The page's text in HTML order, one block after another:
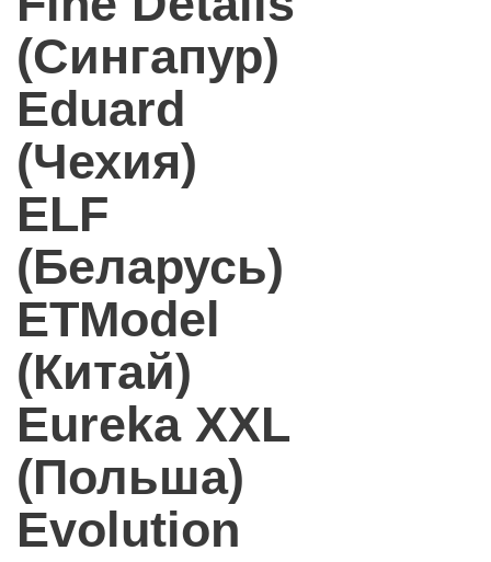
(Сингапур)
Eduard
(Чехия)
ELF
(Беларусь)
ETModel
(Китай)
Eureka XXL
(Польша)
Evolution